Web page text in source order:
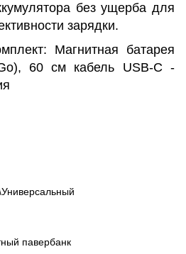
без ущерба для
зарядки.
Магнитная батарея
60 см кабель USB-C -
павербанк